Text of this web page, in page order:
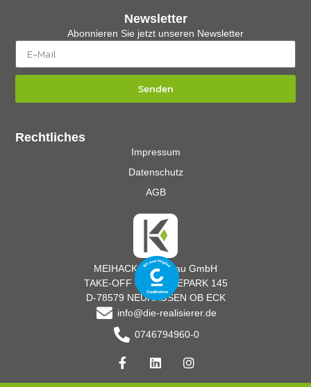
MEIHACK Messebau GmbH
TAKE-OFF GEWERBEPARK 145
D-78579 NEUHAUSEN OB ECK
info@die-realisierer.de
0746794960-0
Rechtliches
Impressum
Datenschutz
AGB
Newsletter
Abonnieren Sie jetzt unseren Newsletter
Senden